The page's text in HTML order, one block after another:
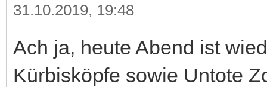
31.10.2019, 19:48
Ach ja, heute Abend ist
Kürbisköpfe sowie Untote